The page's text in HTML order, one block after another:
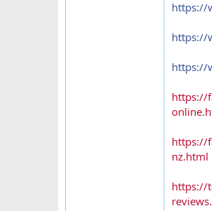
https://
https://
https://
https://
https://
nz.html
https://